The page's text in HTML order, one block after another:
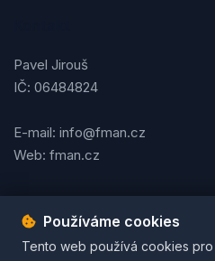
Pavel Jirouš
IČ: 06484824
E-mail: info@fman.cz
Web: fman.cz
Podmínky použitíOchrana
Používáme cookies
Tento web používá cookies